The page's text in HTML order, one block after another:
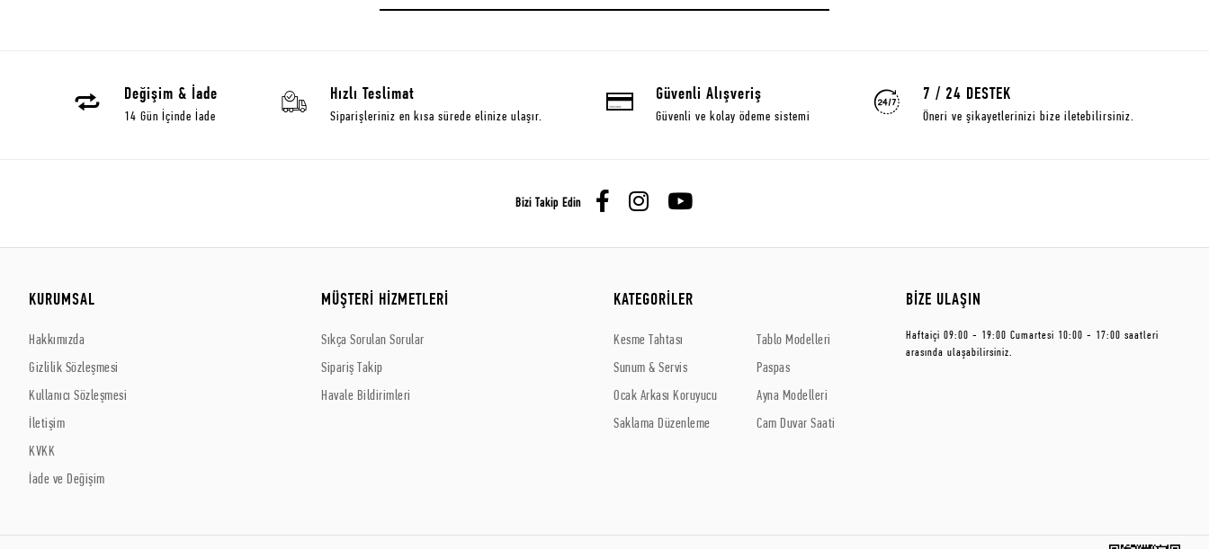
Değişim & İade
14 Gün İçinde İade
Hızlı Teslimat
Siparişleriniz en kısa sürede elinize ulaşır.
Güvenli Alışveriş
Güvenli ve kolay ödeme sistemi
7 / 24 DESTEK
Öneri ve şikayetlerinizi bize iletebilirsiniz.
Bizi Takip Edin
KURUMSAL
Hakkımızda
Gizlilik Sözleşmesi
Kullanıcı Sözleşmesi
İletişim
KVKK
İade ve Değişim
MÜŞTERİ HİZMETLERİ
Sıkça Sorulan Sorular
Sipariş Takip
Havale Bildirimleri
KATEGORİLER
Kesme Tahtası
Sunum & Servis
Ocak Arkası Koruyucu
Saklama Düzenleme
Tablo Modelleri
Paspas
Ayna Modelleri
Cam Duvar Saati
BİZE ULAŞIN
Haftaiçi 09:00 - 19:00 Cumartesi 10:00 - 17:00 saatleri
arasında ulaşabilirsiniz.